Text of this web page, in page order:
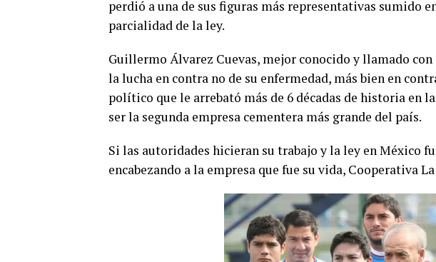
perdió a una de sus figuras más representativas sumido
parcialidad de la ley.
Guillermo Álvarez Cuevas, mejor conocido y llamado
la lucha en contra no de su enfermedad, más bien en
político que le arrebató más de 6 décadas de historia en
ser la segunda empresa cementera más grande del país.
Si las autoridades hicieran su trabajo y la ley en México
encabezando a la empresa que fue su vida, Cooperativa